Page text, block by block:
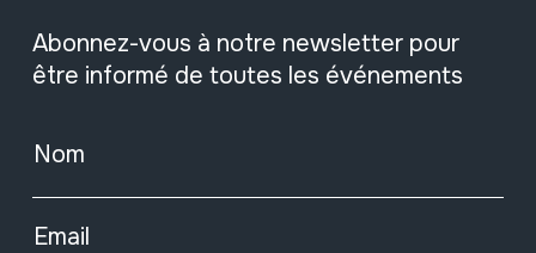
Abonnez-vous à notre newsletter pour
être informé de toutes les événements
Nom
Email